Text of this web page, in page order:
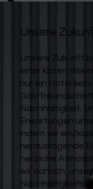
Unsere
Unsere Zukunft
einer klaren
nur ein Hotel
Nachhaltigkeit.
Erwartungen
indem wir
herausragende
herzliche
wir danach,